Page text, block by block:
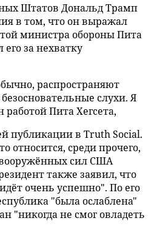
Штатов Дональд Трамп
в том, что он выражал
министра обороны Пита
за нехватку
распространяют
слухи. Я
Пита Хегсета,
публикации в Truth Social.
относится, среди прочего,
сил США
также заявил, что
очень успешно". По его
"была ослаблена"
"никогда не смог овладеть